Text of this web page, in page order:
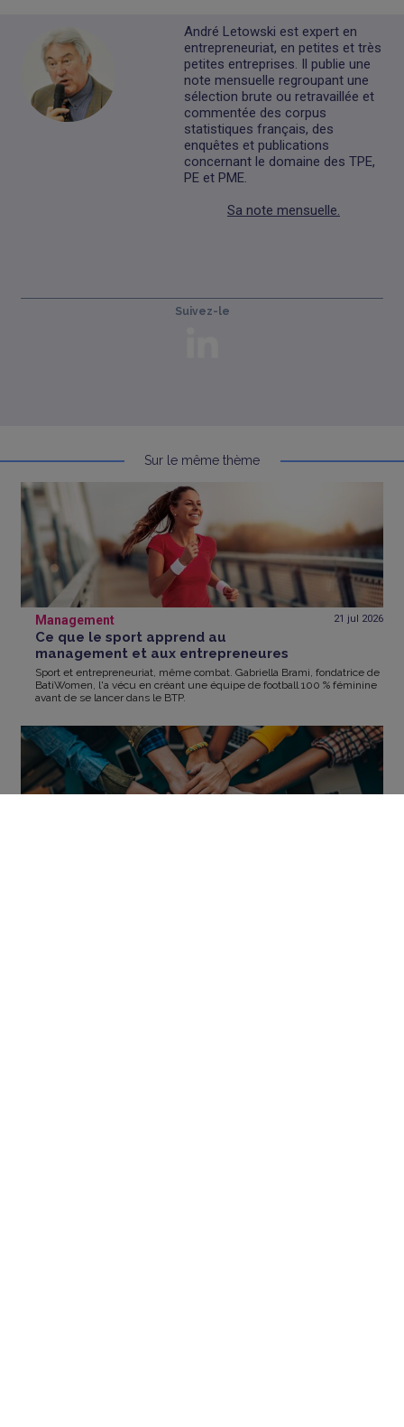
André Letowski est expert en
entrepreneuriat, en petites et très
petites entreprises. Il publie une
note mensuelle regroupant une
sélection brute ou retravaillée et
commentée des corpus
statistiques français, des
enquêtes et publications
concernant le domaine des TPE,
PE et PME.
Sa note mensuelle.
Suivez-le
Sur le même thème
Management 21 jul 2026
Ce que le sport apprend au
management et aux entrepreneures
Sport et entrepreneuriat, même combat. Gabriella Brami, fondatrice de
BatiWomen, l'a vécu en créant une équipe de football 100 % féminine
avant de se lancer dans le BTP.